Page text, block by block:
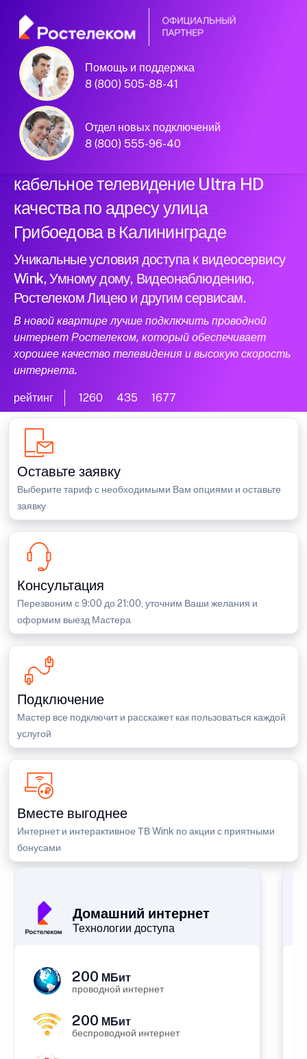
Помощь и поддержка
8 (800) 505-88-41
Отдел новых подключений
8 (800) 555-96-40
Официальный
партнер Ростелеком
Подключили новый интернет и
кабельное телевидение Ultra HD
качества по адресу улица
Грибоедова в Калининграде
Уникальные условия доступа к видеосервису
Wink, Умному дому, Видеонаблюдению,
Ростелеком Лицею и другим сервисам.
В новой квартире лучше подключить проводной
интернет Ростелеком, который обеспечивает
хорошее качество телевидения и высокую скорость
интернета.
рейтинг 1260 435 1677
Оставьте заявку
Выберите тариф с необходимыми Вам опциями и оставьте
заявку
Консультация
Перезвоним с 9:00 до 21:00, уточним Ваши желания и
оформим выезд Мастера
Подключение
Мастер все подключит и расскажет как пользоваться каждой
услугой
Вместе выгоднее
Интернет и интерактивное ТВ Wink по акции с приятными
бонусами
Домашний интернет
Технологии доступа
200 МБит
проводной интернет
200 МБит
беспроводной интернет